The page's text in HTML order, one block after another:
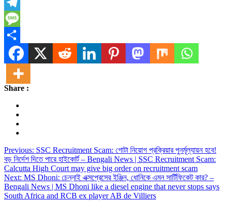
X
Telegram
Message
Share
Share :
Post
navigation
Previous: SSC Recruitment Scam: গোটা নিয়োগ প্রক্রিয়ার পুনর্মূল্যায়ন হবে!
বড় নির্দেশ দিতে পারে হাইকোর্ট – Bengali News | SSC Recruitment Scam:
Calcutta High Court may give big order on recruitment scam
Next: MS Dhoni: চেন্নাই এক্সপ্রেসের ইঞ্জিন, ধোনিকে এমন সার্টিফিকেট কার? –
Bengali News | MS Dhoni like a diesel engine that never stops says
South Africa and RCB ex player AB de Villiers